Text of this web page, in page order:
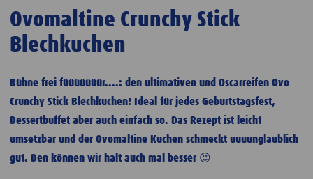
Ovomaltine Crunchy Stick
Blechkuchen
Bühne frei füüüüüüür....: den ultimativen und Oscarreifen Ovo
Crunchy Stick Blechkuchen! Ideal für jedes Geburtstagsfest,
Dessertbuffet aber auch einfach so. Das Rezept ist leicht
umsetzbar und der Ovomaltine Kuchen schmeckt uuuunglaublich
gut. Den können wir halt auch mal besser 😉